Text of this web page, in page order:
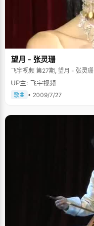
望月 - 张灵珊
飞宇视频 第27期, 望月 - 张灵珊
UP主: 飞宇视频
歌曲 • 2009/7/27